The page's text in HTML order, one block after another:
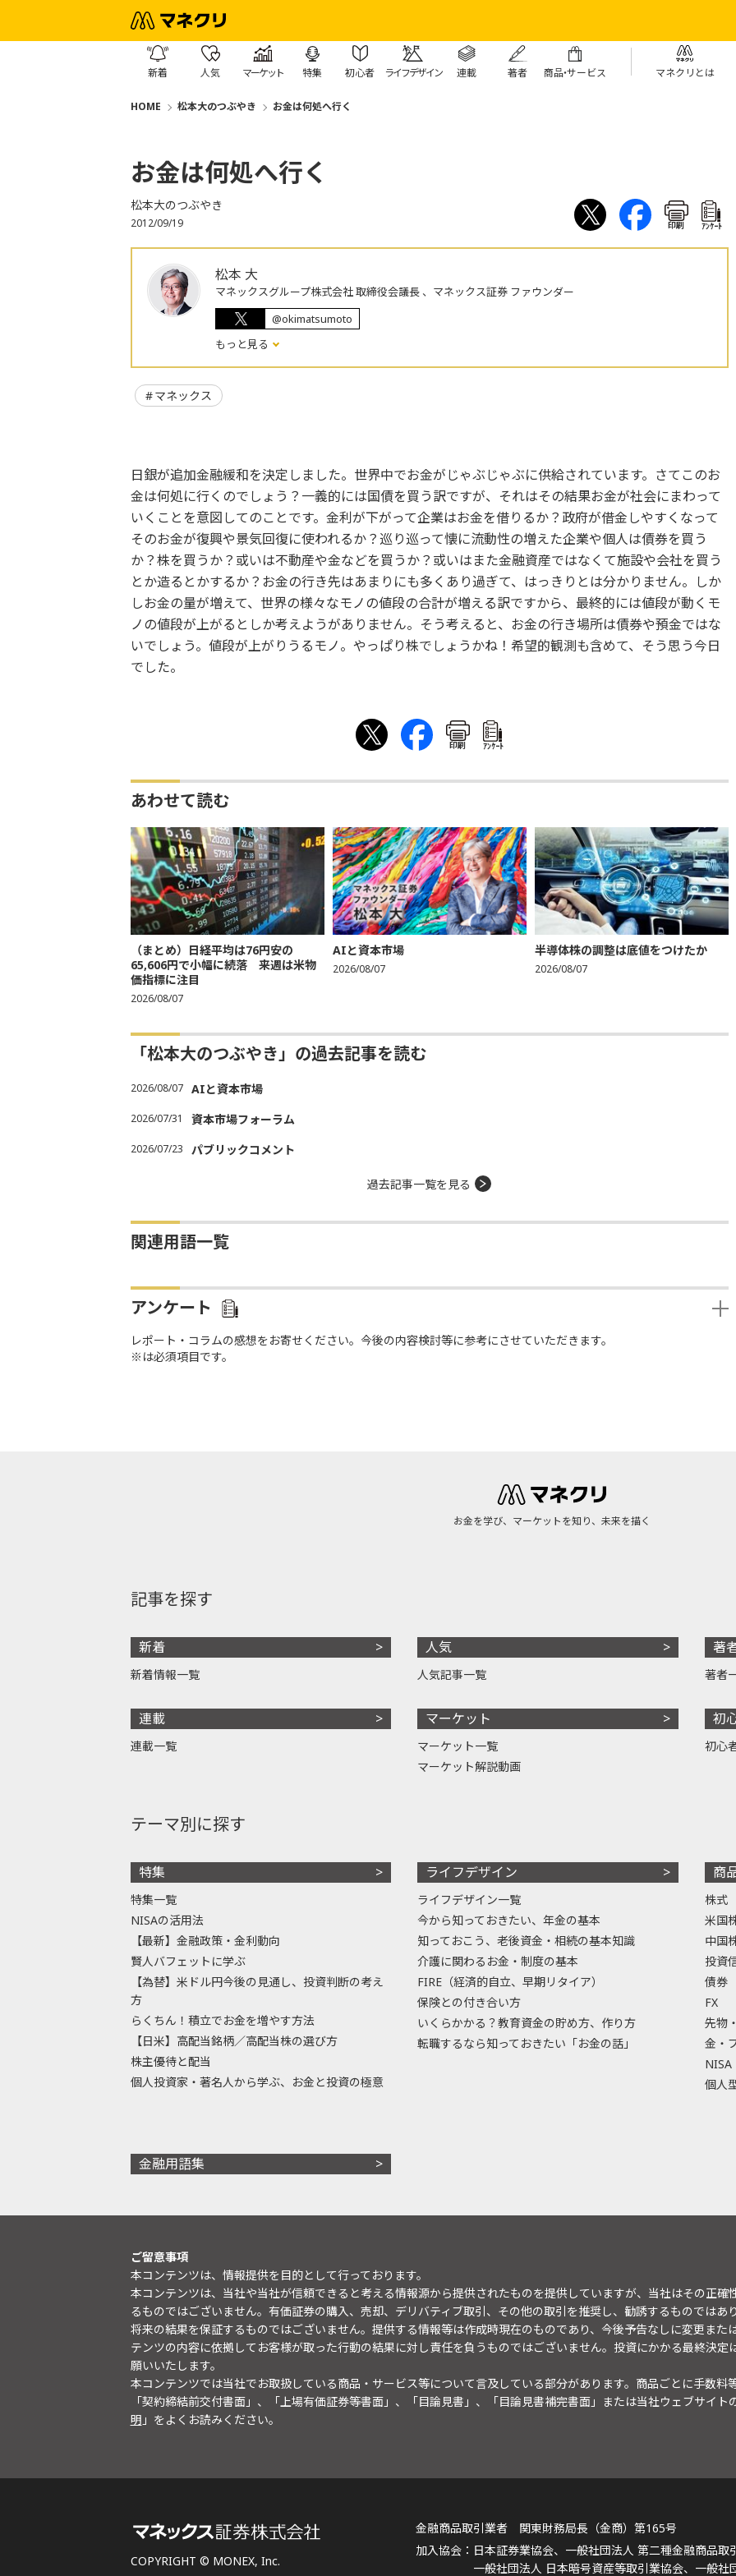
新着 人気 マーケット 特集 初心者 ライフデザイン 連載 著者 商品・サービス マネクリとは
HOME 松本大のつぶやき お金は何処へ行く
お金は何処へ行く
松本大のつぶやき
2012/09/19 印刷 ｱﾝｹｰﾄ
松本 大
マネックスグループ株式会社 取締役会議長 、マネックス証券 ファウンダー
@okimatsumoto
もっと見る
マネックス
日銀が追加金融緩和を決定しました。世界中でお金がじゃぶじゃぶに供給されています。さてこのお
金は何処に行くのでしょう？一義的には国債を買う訳ですが、それはその結果お金が社会にまわって
いくことを意図してのことです。金利が下がって企業はお金を借りるか？政府が借金しやすくなって
そのお金が復興や景気回復に使われるか？巡り巡って懐に流動性の増えた企業や個人は債券を買う
か？株を買うか？或いは不動産や金などを買うか？或いはまた金融資産ではなくて施設や会社を買う
とか造るとかするか？お金の行き先はあまりにも多くあり過ぎて、はっきりとは分かりません。しか
しお金の量が増えて、世界の様々なモノの値段の合計が増える訳ですから、最終的には値段が動くモ
ノの値段が上がるとしか考えようがありません。そう考えると、お金の行き場所は債券や預金ではな
いでしょう。値段が上がりうるモノ。やっぱり株でしょうかね！希望的観測も含めて、そう思う今日
でした。
印刷 ｱﾝｹｰﾄ
あわせて読む
（まとめ）日経平均は76円安の
65,606円で小幅に続落 来週は米物
価指標に注目
2026/08/07
AIと資本市場
2026/08/07
半導体株の調整は底値をつけたか
2026/08/07
「松本大のつぶやき」の過去記事を読む
2026/08/07 AIと資本市場
2026/07/31 資本市場フォーラム
2026/07/23 パブリックコメント
過去記事一覧を見る
関連用語一覧
アンケート
レポート・コラムの感想をお寄せください。今後の内容検討等に参考にさせていただきます。
※は必須項目です。
お金を学び、マーケットを知り、未来を描く
記事を探す
新着
新着情報一覧
連載
連載一覧
人気
人気記事一覧
マーケット
マーケット一覧
マーケット解説動画
著
著者
初
初心
テーマ別に探す
特集
特集一覧
NISAの活用法
【最新】金融政策・金利動向
賢人バフェットに学ぶ
【為替】米ドル円今後の見通し、投資判断の考え
方
らくちん！積立でお金を増やす方法
【日米】高配当銘柄／高配当株の選び方
株主優待と配当
個人投資家・著名人から学ぶ、お金と投資の極意
ライフデザイン
ライフデザイン一覧
今から知っておきたい、年金の基本
知っておこう、老後資金・相続の基本知識
介護に関わるお金・制度の基本
FIRE（経済的自立、早期リタイア）
保険との付き合い方
いくらかかる？教育資金の貯め方、作り方
転職するなら知っておきたい「お金の話」
商
株式
米国
中国
投資
債券
FX
先物
金・
NISA
個人
金融用語集
ご留意事項
本コンテンツは、情報提供を目的として行っております。
本コンテンツは、当社や当社が信頼できると考える情報源から提供されたものを提供していますが、当社はその正
るものではございません。有価証券の購入、売却、デリバティブ取引、その他の取引を推奨し、勧誘するものではあ
将来の結果を保証するものではございません。提供する情報等は作成時現在のものであり、今後予告なしに変更また
テンツの内容に依拠してお客様が取った行動の結果に対し責任を負うものではございません。投資にかかる最終決
願いいたします。
本コンテンツでは当社でお取扱している商品・サービス等について言及している部分があります。商品ごとに手数料
「契約締結前交付書面」、「上場有価証券等書面」、「目論見書」、「目論見書補完書面」または当社ウェブサイト
明 」をよくお読みください。
COPYRIGHT © MONEX, Inc.
金融商品取引業者 関東財務局長（金商）第165号
日本証券業協会、一般社団法人 第二種金融商品取
一般社団法人 日本暗号資産等取引業協会、一般社